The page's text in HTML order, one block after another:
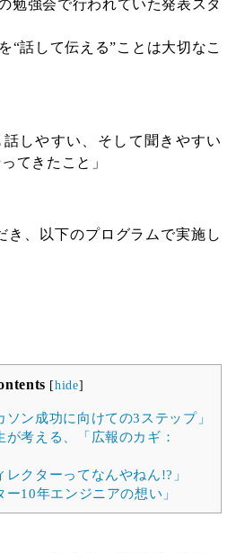
勉強会で行われていた発表スタ
“話して伝える”ことは大切なこ
しやすい、そして聞きやすい
てきたこと」
き、以下のプログラムで実施し
[hide]
ン成功に向けての3ステップ」
考える、「広報のカギ：
クターってなんやねん!?」
10年エンジニアの想い」